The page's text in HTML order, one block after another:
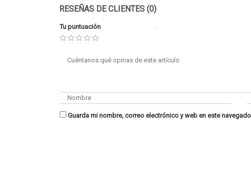
RESEÑAS DE CLIENTES (0)
Tu puntuación
Guarda mi nombre, correo electrónico y web en este